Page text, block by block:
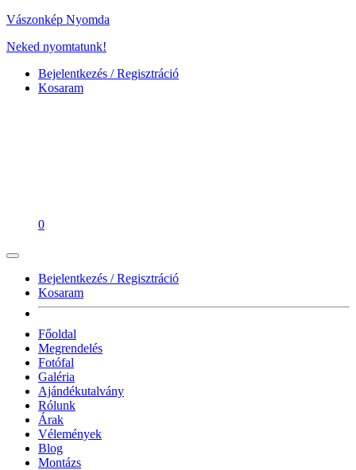
Vászonkép Nyomda
Neked nyomtatunk!
Bejelentkezés / Regisztráció
Kosaram
0
Bejelentkezés / Regisztráció
Kosaram
Főoldal
Megrendelés
Fotófal
Galéria
Ajándékutalvány
Rólunk
Árak
Vélemények
Blog
Montázs